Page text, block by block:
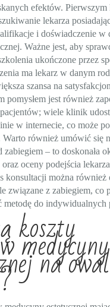
efektów.
lekarza
i doświadczenie w
Ważne jest, aby
ukończone przez
ma lekarz w danym
szansa na
pomysłem jest również
wiele klinik
w internecie, co może
również umówić się
zabiegiem – to doskonała
oceny podejścia
konsultacji można
związane z zabiegiem, co
metodę do indywidualnych
koszty
medycyny
na owal